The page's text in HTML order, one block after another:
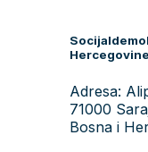
Hercegovine
Adresa:
71000
Bosna i